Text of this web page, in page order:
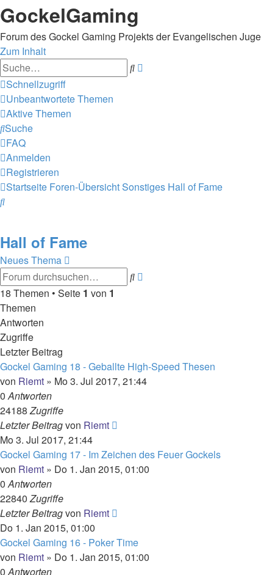
GockelGaming
Forum des Gockel Gaming Projekts der Evangelischen
Zum Inhalt
Suche
Schnellzugriff
Unbeantwortete Themen
Aktive Themen
Suche
FAQ
Anmelden
Registrieren
Startseite Foren-ÜbersichtSonstiges Hall of Fame
Suche
Hall of Fame
Neues Thema
Suche
18 Themen • Seite 1 von 1
Themen
Antworten
Zugriffe
Letzter Beitrag
Gockel Gaming 18 - Geballte High-Speed Thesen
von Riemt » Mo 3. Jul 2017, 21:44
0Antworten
24188Zugriffe
Letzter Beitragvon Riemt
Mo 3. Jul 2017, 21:44
Gockel Gaming 17 - Im Zeichen des Feuer Gockels
von Riemt » Do 1. Jan 2015, 01:00
0Antworten
22840Zugriffe
Letzter Beitragvon Riemt
Do 1. Jan 2015, 01:00
Gockel Gaming 16 - Poker Time
von Riemt » Do 1. Jan 2015, 01:00
0Antworten